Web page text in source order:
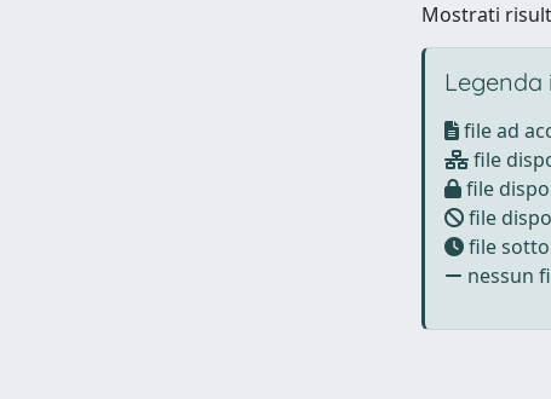
Mostrati
Legenda
file ad
file
file
file
file
nessun